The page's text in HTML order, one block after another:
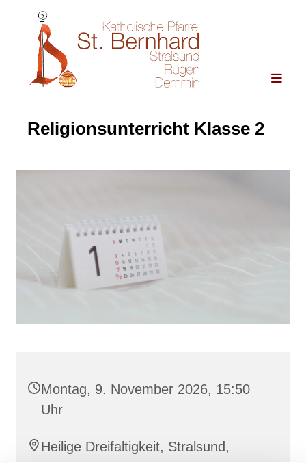
Religionsunterricht Klasse 2
Montag, 9. November 2026, 15:50
Uhr
Heilige Dreifaltigkeit, Stralsund,